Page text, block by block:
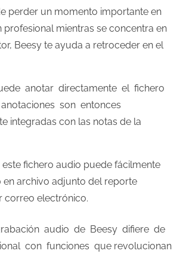
perder un momento importante en
profesional mientras se concentra en
Beesy te ayuda a retroceder en el
anotar directamente el fichero
son entonces
integradas con las notas de la
este fichero audio puede fácilmente
en archivo adjunto del reporte
correo electrónico.
audio de Beesy difiere de
con funciones que revolucionan